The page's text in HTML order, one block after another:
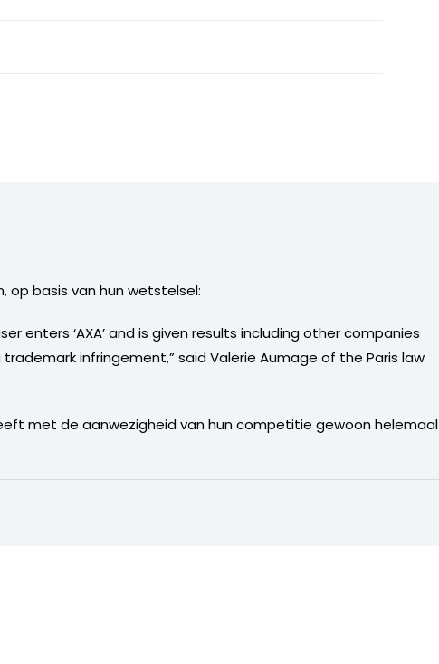
op basis van hun wetstelsel:
enters ‘AXA’ and is given results including other companies
infringement,” said Valerie Aumage of the Paris law
met de aanwezigheid van hun competitie gewoon helemaal